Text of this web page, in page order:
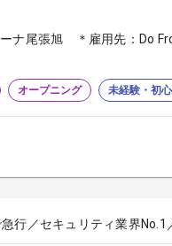
ナ尾張旭 ＊雇用先：Do
オープニング 未経験・初
行／セキュリティ業界No.1